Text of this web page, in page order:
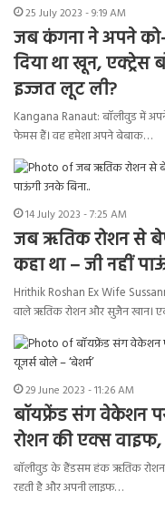
25 July 2023 - 9:19 AM
जब कंगना ने अपने
दिया था खून, एक्ट्रेस
इज्जत लूट ली?
Kangana Ranaut: बॉलीवुड में
फेमस हैं। वह हमेशा अपने बेबाक…
14 July 2023 - 7:25 AM
जब ऋतिक रोशन से
कहा था – जी नहीं
Hrithik Roshan Ex Wife
वाले ऋतिक रोशन और सुजैन खान।
29 June 2023 - 11:26 AM
बॉयफ्रेंड संग वेकेशन
रोशन की एक्स वाइफ,
बॉलीवुड के हैंडसम हंक ऋतिक रोशन
रहती है और अपनी लाइफ…